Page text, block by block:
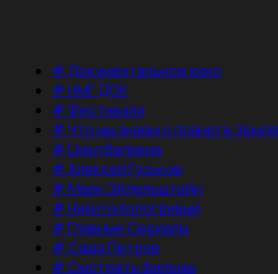
#Документальное кино
#НМГ ДОК
#Фестивали
#Что мы знаем о планете Земля
#Цикл Великие
#Алексей Гуськов
#Марк Эйдельштейн
#Никита Кологривый
#Главные Сериалы
#Саша Петров
#Смотреть фильмы